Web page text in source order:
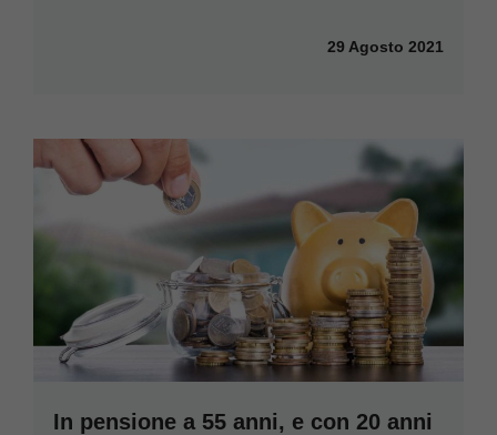
29 Agosto 2021
In pensione a 55 anni, e con 20 anni